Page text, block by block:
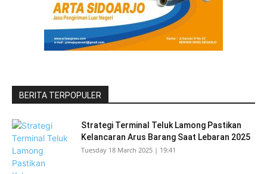
BERITA TERPOPULER
Strategi Terminal Teluk Lamong Pastikan
Kelancaran Arus Barang Saat Lebaran 2025
Tuesday 18 March 2025 | 19:41